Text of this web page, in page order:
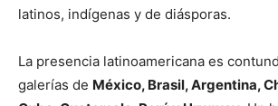
latinos, indígenas y de diásporas.
La presencia latinoamericana es
galerías de México, Brasil, Argentina,